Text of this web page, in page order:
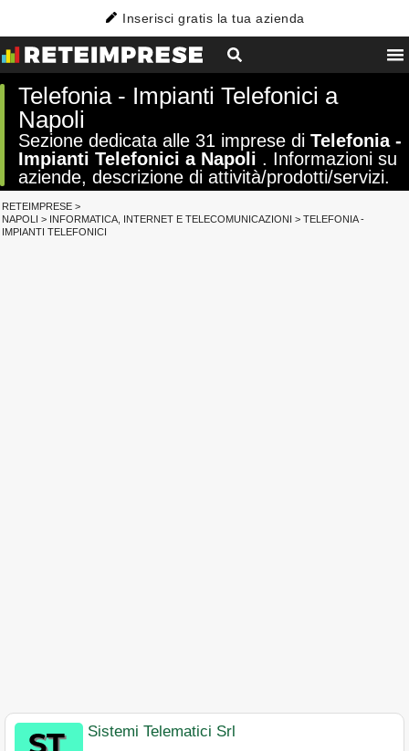
Inserisci gratis la tua azienda
Telefonia - Impianti Telefonici a
Napoli
Sezione dedicata alle 31 imprese di Telefonia -
Impianti Telefonici a Napoli . Informazioni su
aziende, descrizione di attività/prodotti/servizi.
RETEIMPRESE >
NAPOLI > INFORMATICA, INTERNET E TELECOMUNICAZIONI > TELEFONIA -
IMPIANTI TELEFONICI
Sistemi Telematici Srl